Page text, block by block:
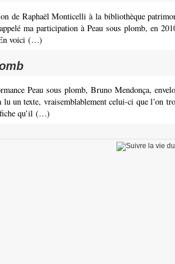
de Raphaël Monticelli à la bibliothèque
ma participation à Peau sous plomb, en
voici (…)
Peau sous plomb, Bruno Mendonça,
lu un texte, vraisemblablement celui-ci que l’on
qu’il (…)